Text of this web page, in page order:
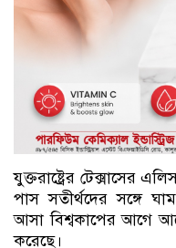
যুক্তরাষ্ট্রের টেক্সাসের
পাস সতীর্থদের সঙ্গে
আসা বিশ্বকাপের আগে
করেছে।